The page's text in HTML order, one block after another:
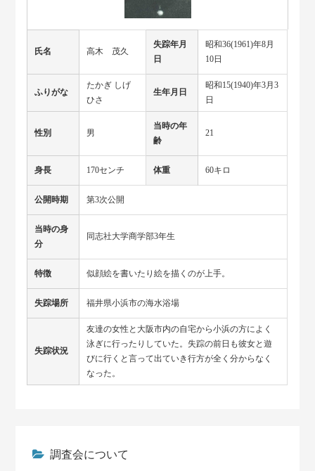
氏名 高木 茂久
失踪年月
日
昭和36(1961)年8月
10日
ふりがな
たかぎ しげ
ひさ
生年月日
昭和15(1940)年3月3
日
性別 男
当時の年
齢
21
身長 170センチ 体重 60キロ
公開時期 第3次公開
当時の身
分
同志社大学商学部3年生
特徴 似顔絵を書いたり絵を描くのが上手。
失踪場所 福井県小浜市の海水浴場
失踪状況
友達の女性と大阪市内の自宅から小浜の方によく
泳ぎに行ったりしていた。失踪の前日も彼女と遊
びに行くと言って出ていき行方が全く分からなく
なった。
調査会について